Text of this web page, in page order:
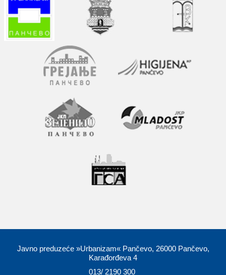
Javno preduzeće »Urbanizam« Pančevo, 26000 Pančevo,
Karađorđeva 4
013/ 2190 300